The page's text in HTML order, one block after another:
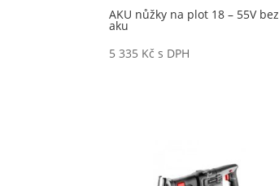
AKU nůžky na plot 18 – 55V bez
aku
5 335 Kč s DPH